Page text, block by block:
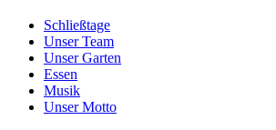
Schließtage
Unser Team
Unser Garten
Essen
Musik
Unser Motto